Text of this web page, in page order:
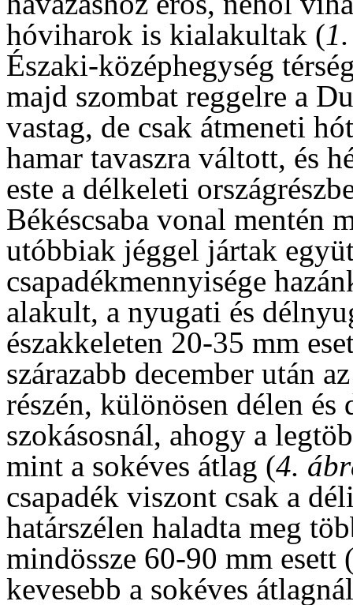
hóviharok is kialakultak (
Északi-középhegység
majd szombat reggelre a
vastag, de csak átmeneti
hamar tavaszra váltott, és
este a délkeleti
Békéscsaba vonal mentén
utóbbiak jéggel jártak
csapadékmennyisége
alakult, a nyugati és
északkeleten 20-35 mm
szárazabb december után
részén, különösen délen és
szokásosnál, ahogy a
mint a sokéves átlag (4.
csapadék viszont csak a
határszélen haladta meg
mindössze 60-90 mm esett
kevesebb a sokéves